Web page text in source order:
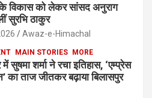
के विकास को लेकर सांसद अनुराग
सुरभि ठाकुर
Awaz-e-Himachal
MAIN STORIES MORE
सुषमा शर्मा ने रचा इतिहास, ‘एम्प्रेस
ताज जीतकर बढ़ाया बिलासपुर